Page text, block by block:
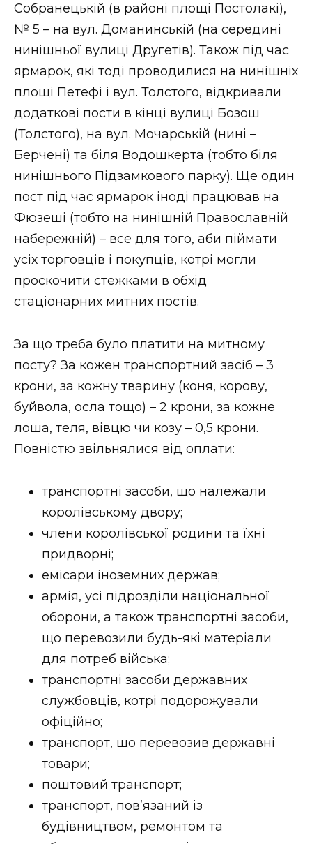
Собранецькій (в районі площі Постолакі),
№ 5 – на вул. Доманинській (на середині
нинішньої вулиці Другетів). Також під час
ярмарок, які тоді проводилися на нинішніх
площі Петефі і вул. Толстого, відкривали
додаткові пости в кінці вулиці Бозош
(Толстого), на вул. Мочарській (нині –
Берчені) та біля Водошкерта (тобто біля
нинішнього Підзамкового парку). Ще один
пост під час ярмарок іноді працював на
Фюзеші (тобто на нинішній Православній
набережній) – все для того, аби піймати
усіх торговців і покупців, котрі могли
проскочити стежками в обхід
стаціонарних митних постів.
За що треба було платити на митному
посту? За кожен транспортний засіб – 3
крони, за кожну тварину (коня, корову,
буйвола, осла тощо) – 2 крони, за кожне
лоша, теля, вівцю чи козу – 0,5 крони.
Повністю звільнялися від оплати:
транспортні засоби, що належали
королівському двору;
члени королівської родини та їхні
придворні;
емісари іноземних держав;
армія, усі підрозділи національної
оборони, а також транспортні засоби,
що перевозили будь-які матеріали
для потреб війська;
транспортні засоби державних
службовців, котрі подорожували
офіційно;
транспорт, що перевозив державні
товари;
поштовий транспорт;
транспорт, пов’язаний із
будівництвом, ремонтом та